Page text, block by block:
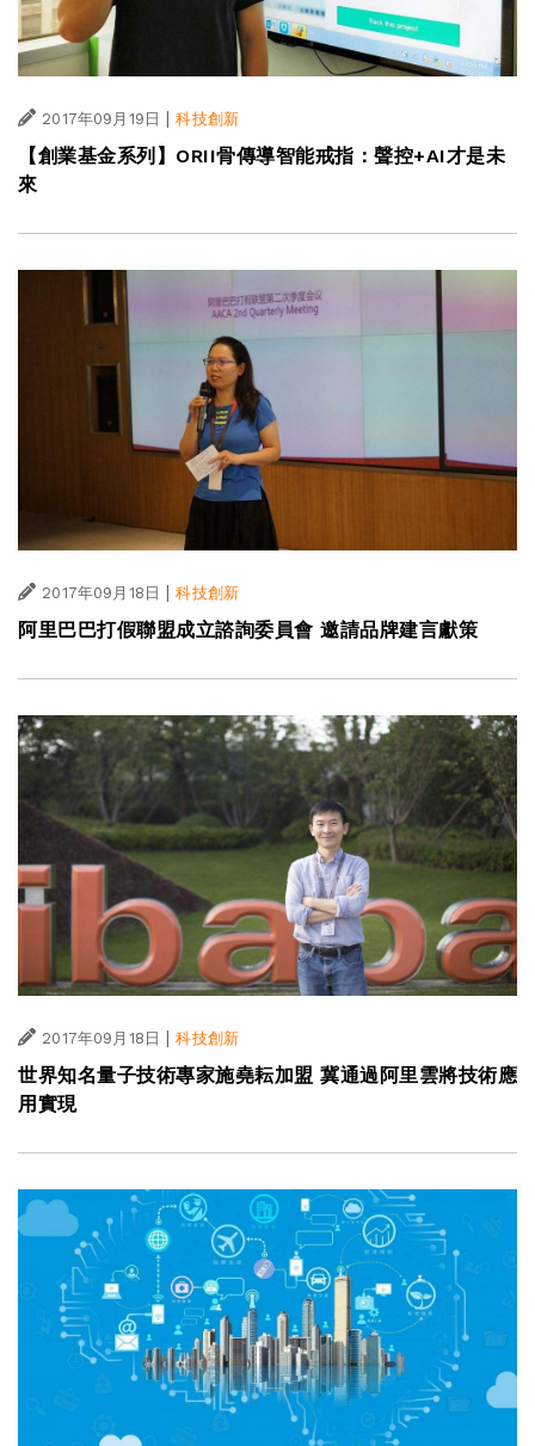
2017年09月19日 | 科技創新
【創業基金系列】ORII骨傳導智能戒指：聲控+AI才是未
來
2017年09月18日 | 科技創新
阿里巴巴打假聯盟成立諮詢委員會 邀請品牌建言獻策
2017年09月18日 | 科技創新
世界知名量子技術專家施堯耘加盟 冀通過阿里雲將技術應
用實現